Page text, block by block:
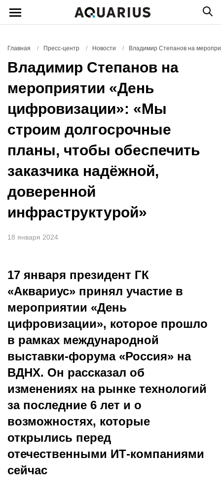
Главная / Пресс-центр / Новости / Владимир Степанов на
Владимир Степанов на
мероприятии «День
цифровизации»: «Мы
строим долгосрочные
планы, чтобы обеспечить
заказчика надёжной,
доверенной
инфраструктурой»
18 января 2024
17 января президент ГК
«Аквариус» принял участие в
мероприятии «День
цифровизации», которое прошло
в рамках международной
выставки-форума «Россия» на
ВДНХ. Он рассказал об
изменениях на рынке технологий
за последние 6 лет и о
возможностях, которые
открылись перед
отечественными ИТ-компаниями
сейчас